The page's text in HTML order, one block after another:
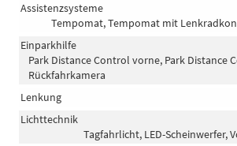
Assistenzsysteme
Tempomat, Tempomat mit
Einparkhilfe
Park Distance Control vorne, Park Distance
Rückfahrkamera
Lenkung
Lichttechnik
Tagfahrlicht, LED-Scheinwerfer,